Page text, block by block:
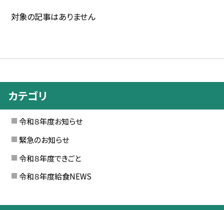
対象の記事はありません
カテゴリ
令和８年度お知らせ
緊急のお知らせ
令和８年度できごと
令和８年度給食NEWS